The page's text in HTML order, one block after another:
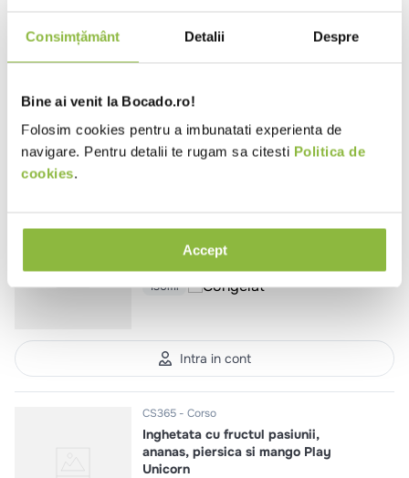
Consimțământ Detalii Despre
Bine ai venit la Bocado.ro!
Folosim cookies pentru a imbunatati experienta de
navigare. Pentru detalii te rugam sa citesti Politica de
cookies.
Accept
Felie de mango pe bat
Intra in cont
zahar si zmeura Play Flamingo
130ml
Intra in cont
CS365 Corso
Inghetata cu fructul pasiunii,
ananas, piersica si mango Play
Unicorn